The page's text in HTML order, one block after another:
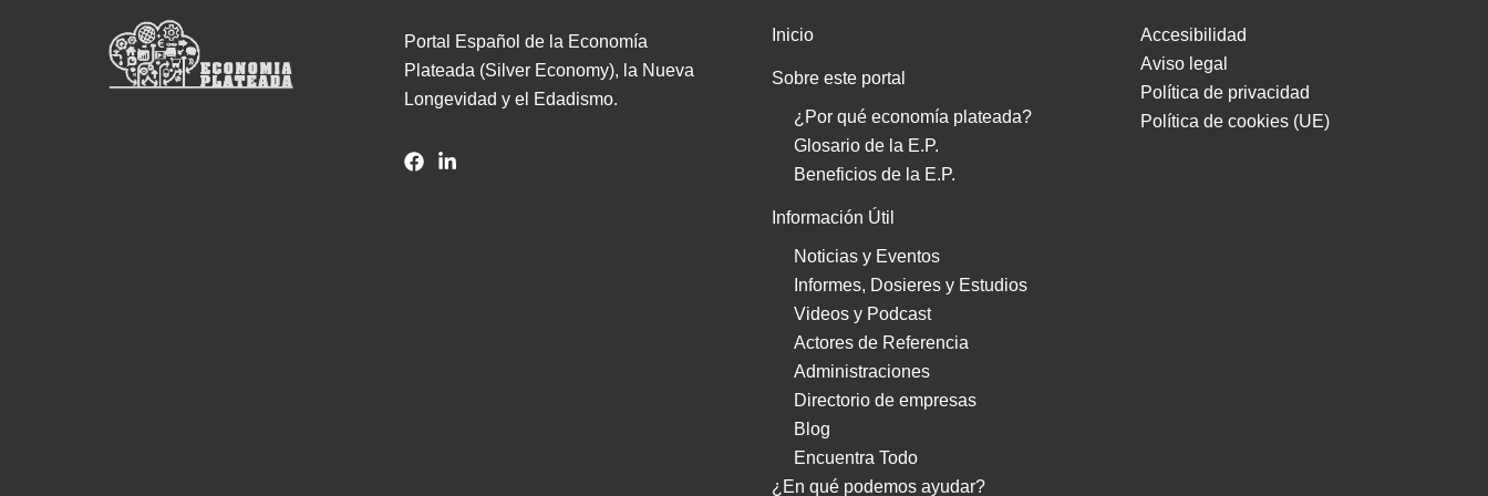
Portal Español de la Economía
Plateada (Silver Economy), la Nueva
Longevidad y el Edadismo.
Inicio
Sobre este portal
¿Por qué economía plateada?
Glosario de la E.P.
Beneficios de la E.P.
Información Útil
Noticias y Eventos
Informes, Dosieres y Estudios
Videos y Podcast
Actores de Referencia
Administraciones
Directorio de empresas
Blog
Encuentra Todo
¿En qué podemos ayudar?
Accesibilidad
Aviso legal
Política de privacidad
Política de cookies (UE)